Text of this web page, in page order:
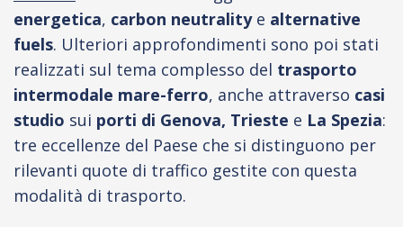
energetica, carbon neutralitye alternative
fuels. Ulteriori approfondimenti sono poi stati
realizzati sul tema complesso del trasporto
intermodale mare-ferro, anche attraverso casi
studio sui porti di Genova, Trieste e La Spezia:
tre eccellenze del Paese che si distinguono per
rilevanti quote di traffico gestite con questa
modalità di trasporto.